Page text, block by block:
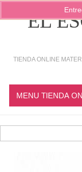
EL
TIENDA ONLINE